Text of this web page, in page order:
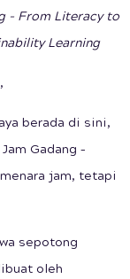
- From Literacy to
Learning
berada di sini,
Gadang –
jam, tetapi
sepotong
oleh